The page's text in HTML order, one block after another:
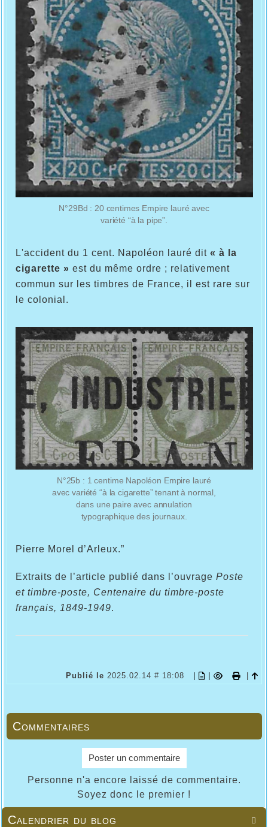

Calendrier du blog
N°29Bd : 20 centimes Empire lauré avec
variété “à la pipe”.
L'accident du 1 cent. Napoléon lauré dit « à la
cigarette » est du même ordre ; relativement
commun sur les timbres de France, il est rare sur
le colonial.
N°25b : 1 centime Napoléon Empire lauré
avec variété “à la cigarette” tenant à normal,
dans une paire avec annulation
typographique des journaux.
Pierre Morel d’Arleux.”
Extraits de l’article publié dans l’ouvrage Poste
et timbre-poste, Centenaire du timbre-poste
français, 1849-1949.
Publié le 2025.02.14 # 18:08
Commentaires
Poster un commentaire
Personne n'a encore laissé de commentaire.
Soyez donc le premier !